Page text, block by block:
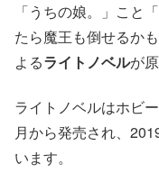
「うちの娘。」こと
たら魔王も倒せるか
よるライトノベルが
ライトノベルはホビ
月から発売され、
います。